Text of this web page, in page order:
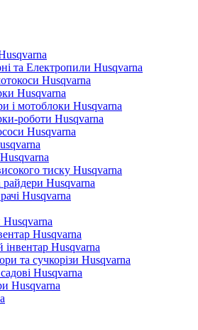
та Електропили Husqvarna
Husqvarna
Husqvarna
і мотоблоки Husqvarna
роботи Husqvarna
Husqvarna
тиску Husqvarna
райдери Husqvarna
Husqvarna
Husqvarna
інвентар Husqvarna
та сучкорізи Husqvarna
Husqvarna
Husqvarna